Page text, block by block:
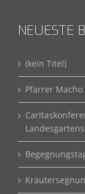
NEUESTE
(kein Titel)
Pfarrer